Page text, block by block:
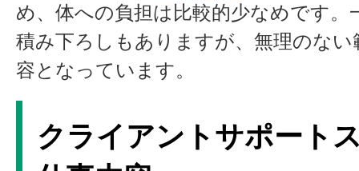
め、体への負担は比較的少なめです。
積み下ろしもありますが、無理のない
容となっています。
クライアントサポート